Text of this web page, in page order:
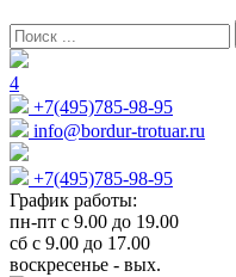
4
+7(495)785-98-95
info@bordur-trotuar.ru
+7(495)785-98-95
График работы:
пн-пт с 9.00 до 19.00
сб с 9.00 до 17.00
воскресенье - вых.